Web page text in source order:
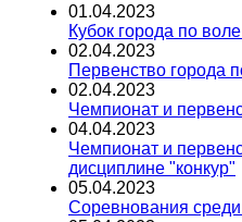
01.04.2023
Кубок города по
02.04.2023
Первенство города
02.04.2023
Чемпионат и
04.04.2023
Чемпионат и
дисциплине "конкур"
05.04.2023
Соревнования